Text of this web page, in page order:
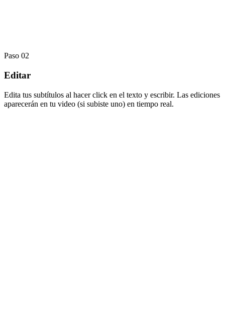
Paso 02
Editar
Edita tus subtítulos al hacer click en el texto y escribir. Las ediciones
aparecerán en tu video (si subiste uno) en tiempo real.